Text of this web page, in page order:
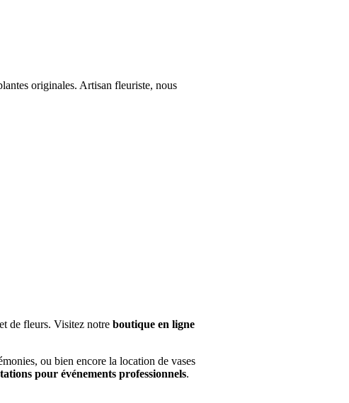
originales. Artisan fleuriste, nous
de fleurs. Visitez notre boutique en ligne
ou bien encore la location de vases
pour événements professionnels.